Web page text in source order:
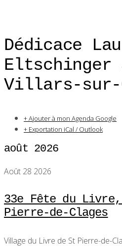
Dédicace
Eltschinger
Villars-sur-
+ Ajouter à mon Agenda Google
+ Exportation iCal / Outlook
août 2026
Août 28 2026
33e Fête du
Pierre-de-Clages
Village du Livre de St Pierre-de-